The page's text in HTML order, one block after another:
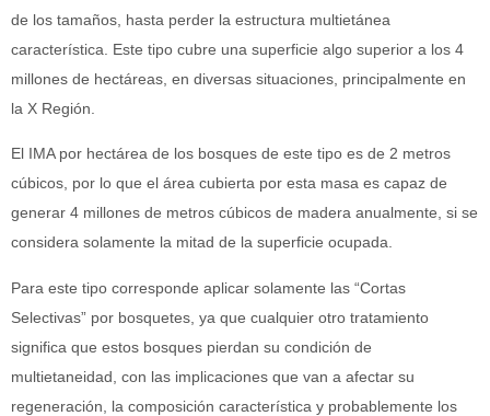
de los tamaños, hasta perder la estructura multietánea
característica. Este tipo cubre una superficie algo superior a los 4
millones de hectáreas, en diversas situaciones, principalmente en
la X Región.
El IMA por hectárea de los bosques de este tipo es de 2 metros
cúbicos, por lo que el área cubierta por esta masa es capaz de
generar 4 millones de metros cúbicos de madera anualmente, si se
considera solamente la mitad de la superficie ocupada.
Para este tipo corresponde aplicar solamente las “Cortas
Selectivas” por bosquetes, ya que cualquier otro tratamiento
significa que estos bosques pierdan su condición de
multietaneidad, con las implicaciones que van a afectar su
regeneración, la composición característica y probablemente los